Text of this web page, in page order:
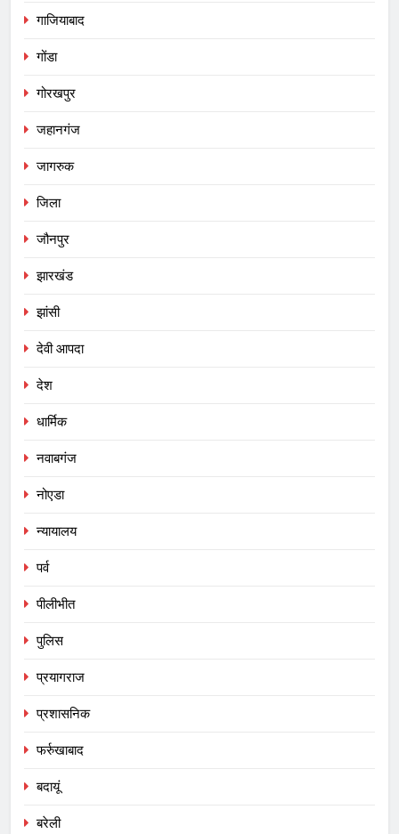
गाजियाबाद
गोंडा
गोरखपुर
जहानगंज
जागरुक
जिला
जौनपुर
झारखंड
झांसी
देवी आपदा
देश
धार्मिक
नवाबगंज
नोएडा
न्यायालय
पर्व
पीलीभीत
पुलिस
प्रयागराज
प्रशासनिक
फर्रुखाबाद
बदायूं
बरेली